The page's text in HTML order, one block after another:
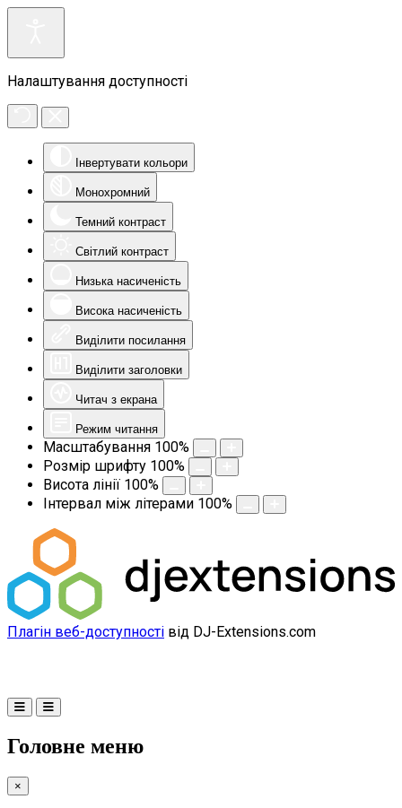
Налаштування доступності
Інвертувати кольори
Монохромний
Темний контраст
Світлий контраст
Низька насиченість
Висока насиченість
Виділити посилання
Виділити заголовки
Читач з екрана
Режим читання
Масштабування 100%
Розмір шрифту 100%
Висота лінії 100%
Інтервал між літерами 100%
Плагін веб-доступності від DJ-Extensions.com
Головне меню
×